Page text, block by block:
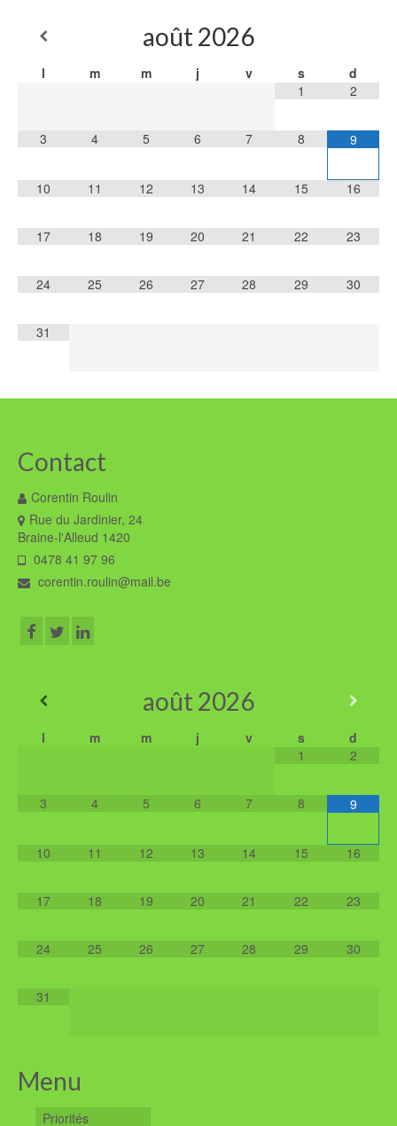
août 2026
l m m j v s
d
1
2
3 4 5 6 7 8 9
10 11 12 13 14 15 16
17 18 19 20 21 22 23
24 25 26 27 28 29 30
31
Contact
Corentin Roulin
Rue du Jardinier, 24
Braine-l'Alleud 1420
0478 41 97 96
corentin.roulin@mail.be
août 2026
l m m j v s
d
1
2
3 4 5 6 7 8 9
10 11 12 13 14 15 16
17 18 19 20 21 22 23
24 25 26 27 28 29 30
31
Menu
Priorités